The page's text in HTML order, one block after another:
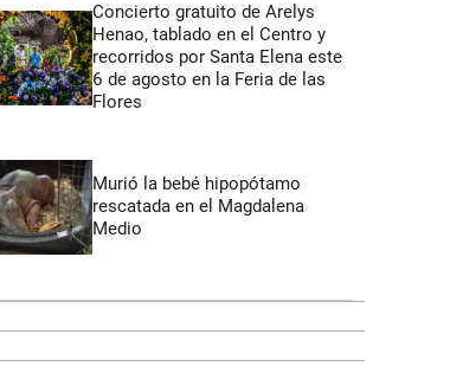
Concierto gratuito de Arelys
Henao, tablado en el Centro y
recorridos por Santa Elena este
6 de agosto en la Feria de las
Flores
Murió la bebé hipopótamo
rescatada en el Magdalena
Medio